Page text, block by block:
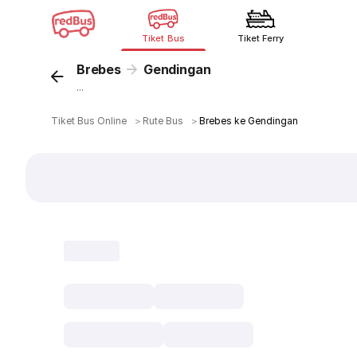
Tiket Bus Tiket Ferry
Brebes Gendingan
...
Tiket Bus Online ＞ Rute Bus ＞Brebes ke Gendingan